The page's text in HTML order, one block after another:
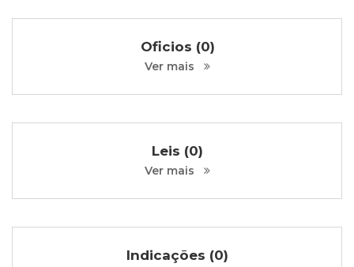
Oficios (0)
Ver mais
Leis (0)
Ver mais
Indicações (0)